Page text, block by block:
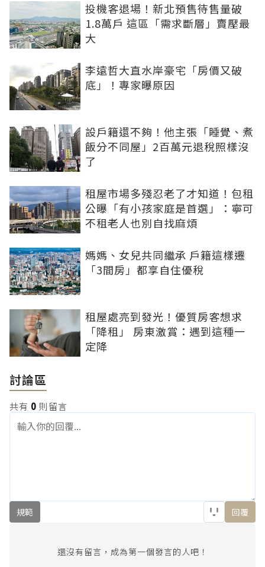
投機客退場！新北預售待售量破
1.8萬戶 這區「需求斷層」賣壓最
大
李遠哲大直水岸豪宅「房價又破
底」！專家曝原因
設戶籍還不夠！他主張「睡覺、煮
飯分不同屋」2百萬元退稅照樣沒
了
租屋市場多殘忍老了才知道！包租
公曝「有小孩家庭是首選」：寧可
不租老人也別自找麻煩
媽媽、女兒共同繼承 戶籍這樣遷
「3間房」都享自住優稅
租屋處亮到發光！優質房客想求
「降租」 房東激賞：遇到這種一
定降
討論區
共有 0 則留言
規範 回覆
還沒有留言，成為第一個發言的人吧！